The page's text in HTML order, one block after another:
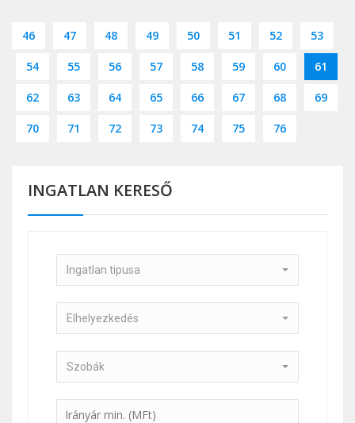
46 47 48 49 50 51 52 53
54 55 56 57 58 59 60 61
62 63 64 65 66 67 68 69
70 71 72 73 74 75 76
INGATLAN KERESŐ
Ingatlan tipusa
Elhelyezkedés
Szobák